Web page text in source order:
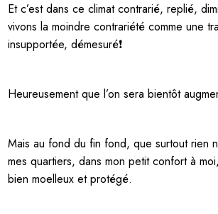
Et c’est dans ce climat contrarié, replié,
vivons la moindre contrariété comme une
insupportée, démesuré❗
Heureusement que l’on sera bientôt
Mais au fond du fin fond, que surtout rien
mes quartiers, dans mon petit confort à
bien moelleux et protégé.